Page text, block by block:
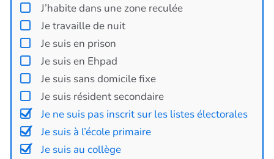
J’habite dans une zone reculée
Je travaille de nuit
Je suis en prison
Je suis en Ehpad
Je suis sans domicile fixe
Je suis résident secondaire
Je ne suis pas inscrit sur les listes électorales
Je suis à l’école primaire
Je suis au collège